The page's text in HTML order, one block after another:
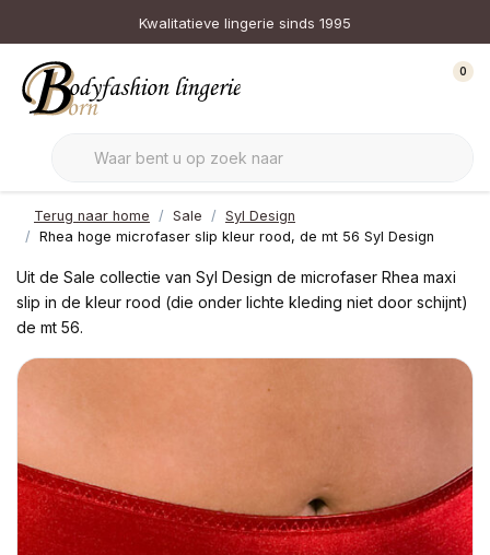
Kwalitatieve lingerie sinds 1995
0
Terug naar home Sale
Syl Design
Rhea hoge microfaser slip kleur rood, de mt 56 Syl Design
Uit de Sale collectie van Syl Design de microfaser Rhea maxi
slip in de kleur rood (die onder lichte kleding niet door schijnt)
de mt 56.